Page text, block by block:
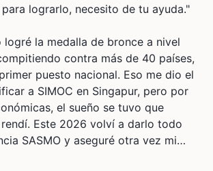
para lograrlo, necesito de tu ayuda."
logré la medalla de bronce a nivel
contra más de 40 países,
puesto nacional. Eso me dio el
a SIMOC en Singapur, pero por
el sueño se tuvo que
rendí. Este 2026 volví a darlo todo
SASMO y aseguré otra vez mi